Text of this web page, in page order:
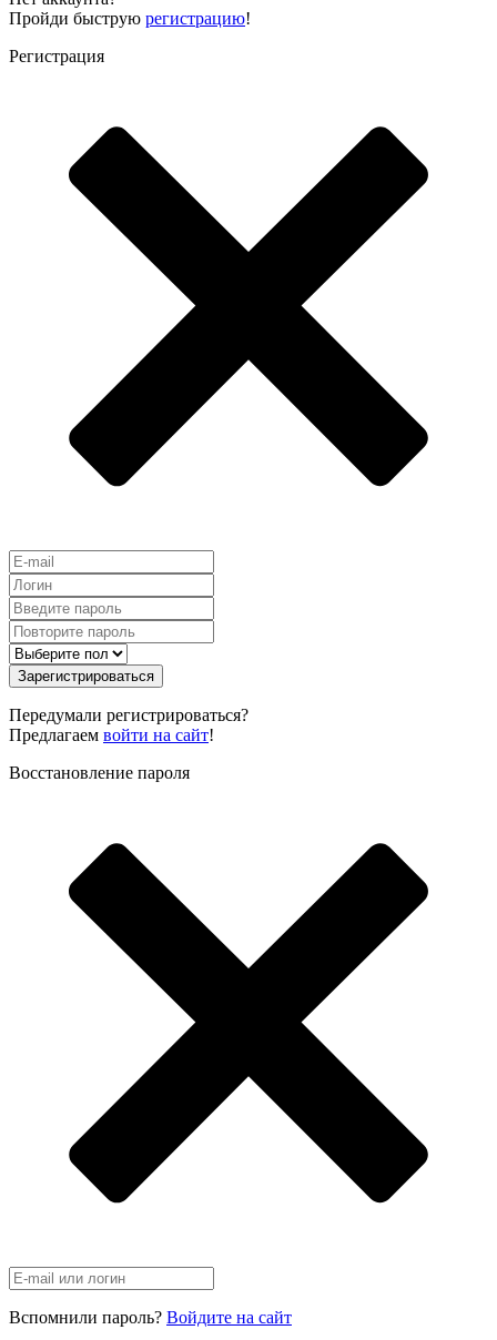
Пройди быструю регистрацию!
Регистрация
Зарегистрироваться
Передумали регистрироваться?
Предлагаем войти на сайт!
Восстановление пароля
Вспомнили пароль? Войдите на сайт